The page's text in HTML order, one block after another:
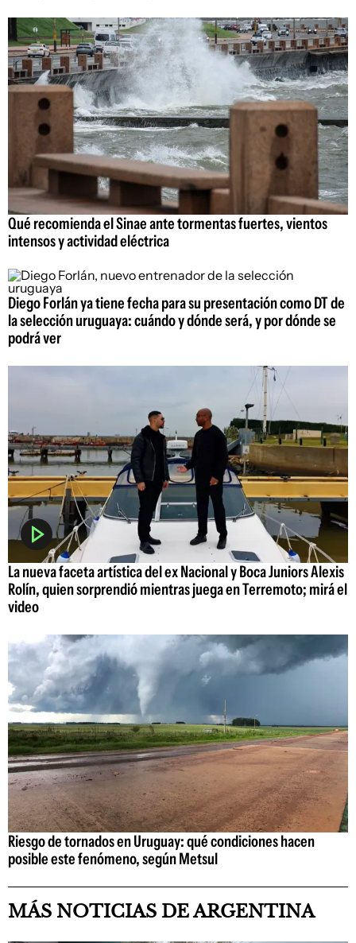
Qué recomienda el Sinae ante tormentas fuertes, vientos
intensos y actividad eléctrica
Diego Forlán ya tiene fecha para su presentación como DT de
la selección uruguaya: cuándo y dónde será, y por dónde se
podrá ver
La nueva faceta artística del ex Nacional y Boca Juniors Alexis
Rolín, quien sorprendió mientras juega en Terremoto; mirá el
video
Riesgo de tornados en Uruguay: qué condiciones hacen
posible este fenómeno, según Metsul
MÁS NOTICIAS DE ARGENTINA